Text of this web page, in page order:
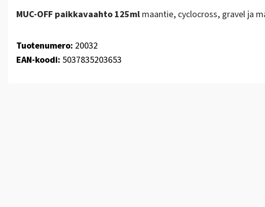
MUC-OFF paikkavaahto 125ml maantie, cyclocross, gravel ja
Tuotenumero: 20032
EAN-koodi: 5037835203653